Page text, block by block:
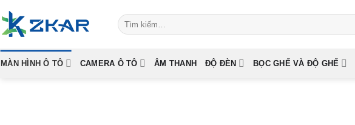
to
content
Tìm
kiếm:
MÀN HÌNH Ô TÔ CAMERA Ô TÔ ÂM THANH ĐỘ ĐÈN BỌC GHẾ VÀ ĐỘ GHẾ